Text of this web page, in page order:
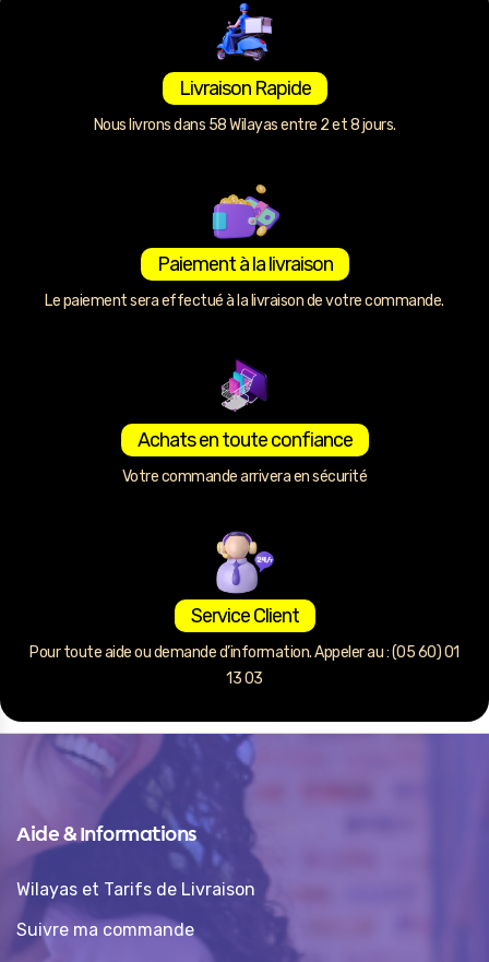
Livraison Rapide
Nous livrons dans 58 Wilayas entre 2 et 8 jours.
Paiement à la livraison
Le paiement sera effectué à la livraison de votre commande.
Achats en toute confiance
Votre commande arrivera en sécurité
Service Client
Pour toute aide ou demande d’information. Appeler au : (05 60) 01
13 03
Aide & Informations
Wilayas et Tarifs de Livraison
Suivre ma commande